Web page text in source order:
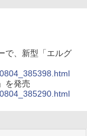
で、新型「エルグ
を発売